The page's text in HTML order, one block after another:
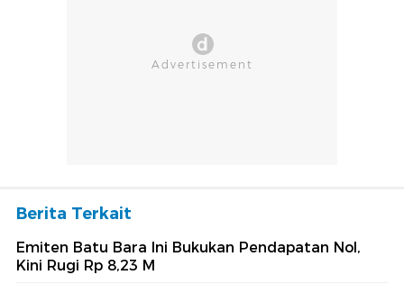
Berita Terkait
Emiten Batu Bara Ini Bukukan Pendapatan Nol,
Kini Rugi Rp 8,23 M